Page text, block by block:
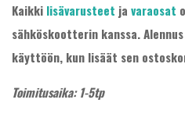
Kaikki lisävarusteet javaraosat
sähköskootterin kanssa.
käyttöön, kun lisäät sen
Toimitusaika: 1-5tp